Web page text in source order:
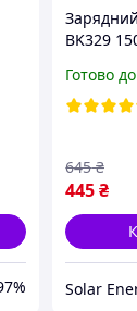
BK329
для
Xiaomi
Готово
445₴
645 ₴
Solar